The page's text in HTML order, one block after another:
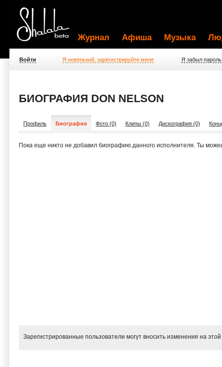
Журнал Афиша Музыка
Войти Я новенький, зарегистрируйте меня Я забыл пароль
БИОГРАФИЯ DON NELSON
Профиль Биография Фото (0) Клипы (0) Дискография (0)
Пока еще никто не добавил биографию данного исполнителя. Ты
Зарегистрированные пользователи могут вносить изменения на